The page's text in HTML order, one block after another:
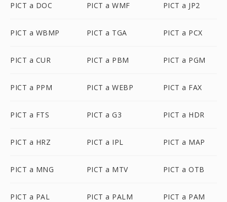
PICT a DOC PICT a WMF PICT a JP2
PICT a WBMP PICT a TGA PICT a PCX
PICT a CUR PICT a PBM PICT a PGM
PICT a PPM PICT a WEBP PICT a FAX
PICT a FTS PICT a G3 PICT a HDR
PICT a HRZ PICT a IPL PICT a MAP
PICT a MNG PICT a MTV PICT a OTB
PICT a PAL PICT a PALM PICT a PAM